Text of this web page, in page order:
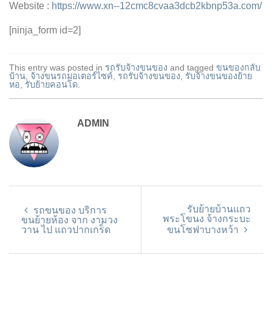
Website : https://www.xn--12cmc8cvaa3dcb2kbnp53a.com/
[ninja_form id=2]
This entry was posted in รถรับจ้างขนของ and tagged ขนของกลับ
บ้าน จ้างขนรถมอเตอร์ไซค์ รถรับจ้างขนของ
รับจ้างขนของย้าย
หอ
รับย้ายคอนโด
ADMIN
รถขนของ บริการ
ขนย้ายห้อง จาก งามวง
วาน ไป แถวปากเกร็ด
รับย้ายบ้านแถว
พระโขนง จ้างกระบะ
ขนโซฟาบางหว้า